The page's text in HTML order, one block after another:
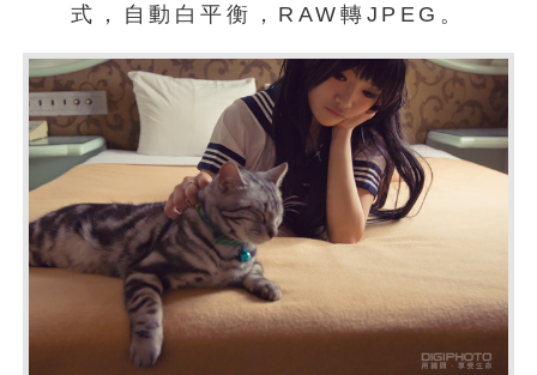
式，自動白平衡，RAW轉JPEG。